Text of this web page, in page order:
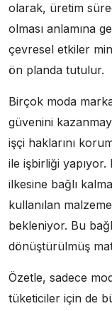
olarak, üretim
olması anlamına
çevresel etkiler
ön planda tutulur.
Birçok moda
güvenini
işçi haklarını
ile işbirliği yapıyor.
ilkesine bağlı
kullanılan
bekleniyor. Bu
dönüştürülmüş
Özetle, sadece
tüketiciler için de